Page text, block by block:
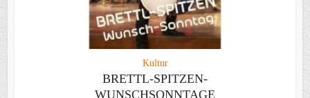
Kultur
BRETTL-SPITZEN-
WUNSCHSONNTAGE